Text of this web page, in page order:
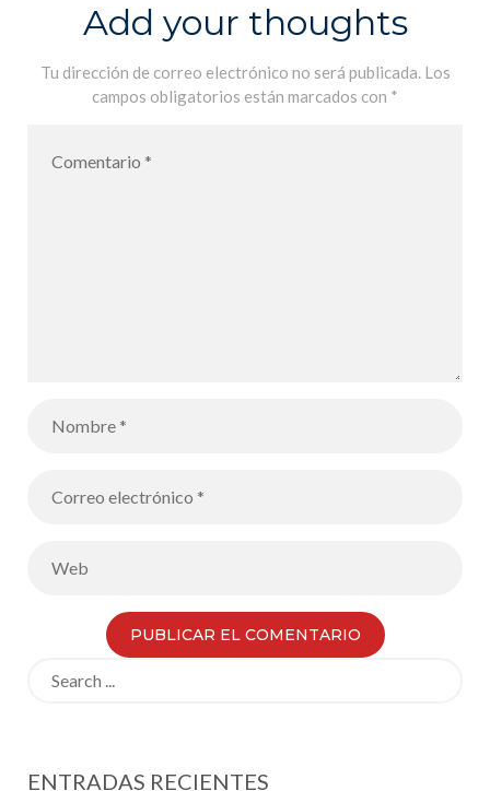
los alumnos
de 1ère. Lycée
Français MLF
Add your thoughts
Tu dirección de correo electrónico no será publicada. Los
campos obligatorios están marcados con *
ENTRADAS RECIENTES